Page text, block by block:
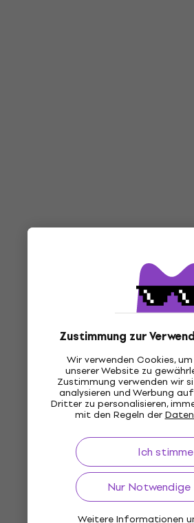
Zustimmung zur
Wir verwenden Cookies,
unserer Website zu
Zustimmung verwenden wir
analysieren und Werbung
Dritter zu personalisieren,
mit den Regeln der
Ich
Nur Notwendige
Weitere Informationen